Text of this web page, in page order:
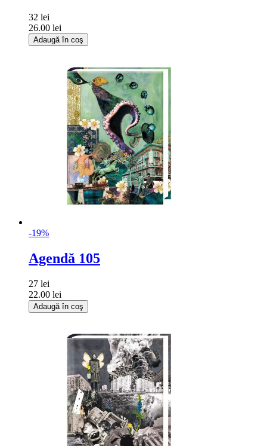
32 lei
26.00 lei
Adaugă în coş
-19%
Agendă 105
27 lei
22.00 lei
Adaugă în coş